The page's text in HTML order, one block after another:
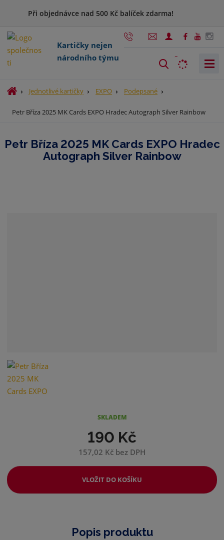
Při objednávce nad 500 Kč balíček zdarma!
Kartičky nejen
národního týmu
e
a
t
Ú
o
í
Jednotlivé kartičky EXPO Podepsané
Petr Bříza 2025 MK Cards EXPO Hradec Autograph Silver Rainbow
Petr Bříza 2025 MK Cards EXPO Hradec
Autograph Silver Rainbow
190 Kč
157,02 Kč bez DPH
SKLADEM
VLOŽIT DO KOŠÍKU
Popis produktu